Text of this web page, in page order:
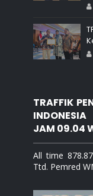
TRAFFIK
JAM 09.04
All time
Ttd. Pemred